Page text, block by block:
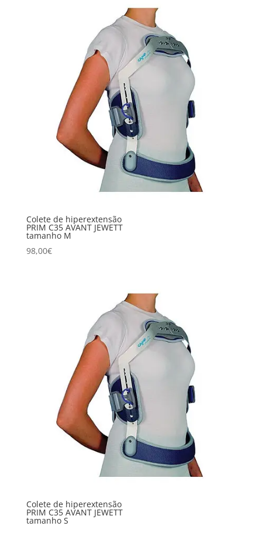
Colete de hiperextensão
PRIM C35 AVANT JEWETT
tamanho M
98,00€
Colete de hiperextensão
PRIM C35 AVANT JEWETT
tamanho S